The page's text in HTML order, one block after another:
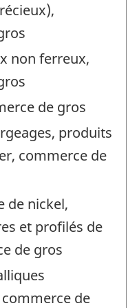
non ferreux,
de gros
produits
commerce de
de nickel,
et profilés de
de gros
de